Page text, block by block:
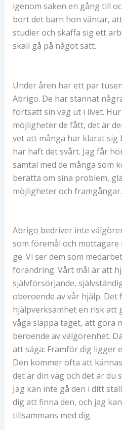
igenom saken en gång till
bort det barn hon väntar,
studier och skaffa sig ett
skall gå på något sätt.
Under åren har ett par
Abrigo. De har stannat
fortsatt sin väg ut i livet.
möjligheter de fått, det är
vet att många har klarat sig
har haft det svårt. Jag får
samtal med de många som
berätta om sina problem,
möjligheter och framgångar.
Abrigo bedriver inte
som föremål och mottagare
ge. Vi ser dem som
förändring. Vårt mål är att
självförsörjande,
oberoende av vår hjälp. Det
hjälpverksamhet en risk att
våga släppa taget, att göra
beroende av välgörenhet.
att säga: Framför dig ligger
Den kommer ofta att
det är din väg och det är du
Jag kan inte gå den i ditt
dig att finna den, och jag
tillsammans med dig.